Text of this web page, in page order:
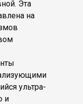
Эта
на
ультра-
и